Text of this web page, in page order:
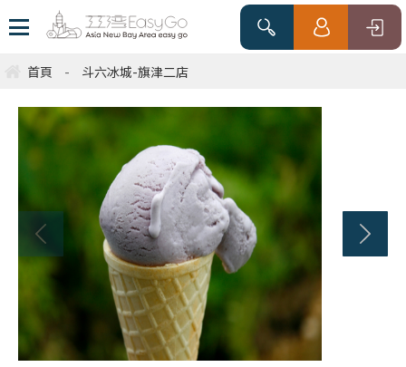
首頁 - 斗六冰城-旗津二店